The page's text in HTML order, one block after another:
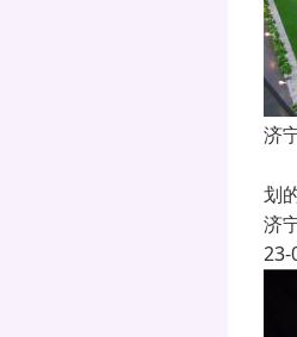
济
划
济
23-